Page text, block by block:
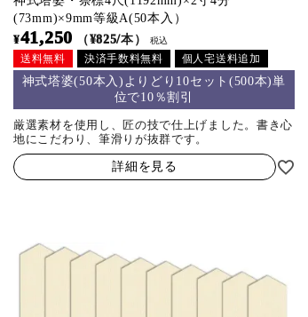
(73mm)×9mm等級A(50本入）
¥41,250 （¥825/本） 税込
送料無料 決済手数料無料 個人宅送料追加
神式塔婆(50本入)よりどり10セット(500本)単
位で10％割引
厳選素材を使用し、匠の技で仕上げました。書き心
地にこだわり、筆滑りが抜群です。
詳細を見る